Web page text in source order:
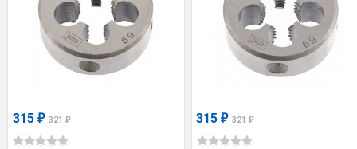
315 ₽ 321₽ 315₽ 321₽